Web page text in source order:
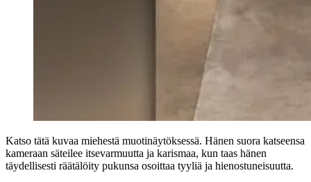
Katso tätä kuvaa miehestä muotinäytöksessä. Hänen suora katseensa
kameraan säteilee itsevarmuutta ja karismaa, kun taas hänen
täydellisesti räätälöity pukunsa osoittaa tyyliä ja hienostuneisuutta.